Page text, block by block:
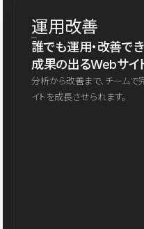
運用改善
誰でも運用・改善で
成果の出るWebサイ
分析から改善まで、チームで
イトを成長させられます。